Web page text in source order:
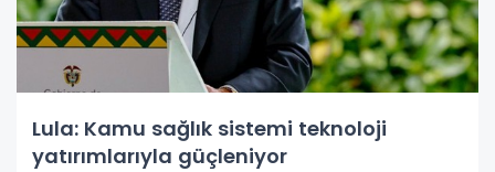
Lula: Kamu sağlık sistemi teknoloji
yatırımlarıyla güçleniyor